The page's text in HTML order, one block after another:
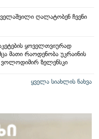
ღალატობენ ჩვენი
ყოველთვიურად
მათი რაოდენობა უკრაინის
- ვოლოდიმირ ზელენსკი
ყველა სიახლის ნახვა